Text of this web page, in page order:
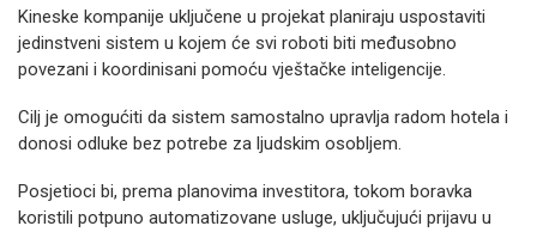
Kineske kompanije uključene u projekat planiraju uspostaviti
jedinstveni sistem u kojem će svi roboti biti međusobno
povezani i koordinisani pomoću vještačke inteligencije.
Cilj je omogućiti da sistem samostalno upravlja radom hotela i
donosi odluke bez potrebe za ljudskim osobljem.
Posjetioci bi, prema planovima investitora, tokom boravka
koristili potpuno automatizovane usluge, uključujući prijavu u